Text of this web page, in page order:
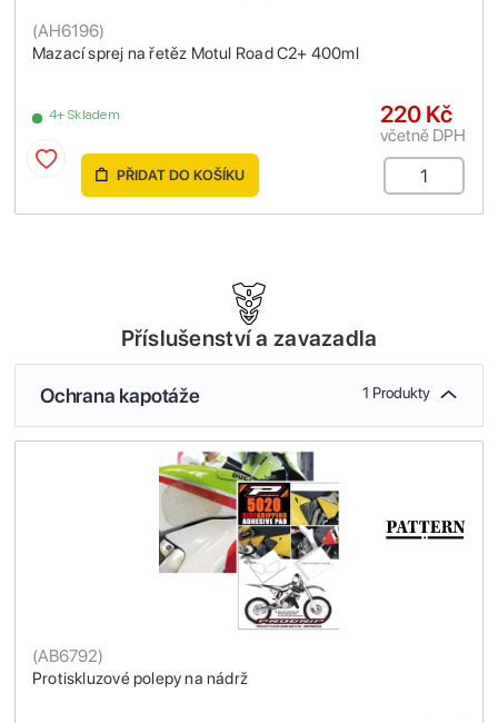
Mazací sprej na řetěz Motul Road C2+ 400ml
(AH6196)
4+ Skladem 220 Kč
včetně DPH
PŘIDAT DO KOŠÍKU
Příslušenství a zavazadla
Ochrana kapotáže 1 Produkty
Protiskluzové polepy na nádrž
(AB6792)